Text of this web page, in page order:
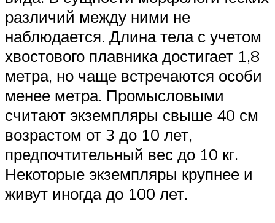
различий между ними не
наблюдается. Длина тела с учетом
хвостового плавника достигает 1,8
метра, но чаще встречаются особи
менее метра. Промысловыми
считают экземпляры свыше 40 см
возрастом от 3 до 10 лет,
предпочтительный вес до 10 кг.
Некоторые экземпляры крупнее и
живут иногда до 100 лет.